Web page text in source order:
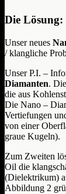
Die Lösung:
Unser neues
/ klangliche
Unser P.I. –
Diamanten.
die aus
Die Nano –
Vertiefungen
von einer
graue Kugeln).
Zum Zweiten
Oil die
(Dielektrikum)
Abbildung 2